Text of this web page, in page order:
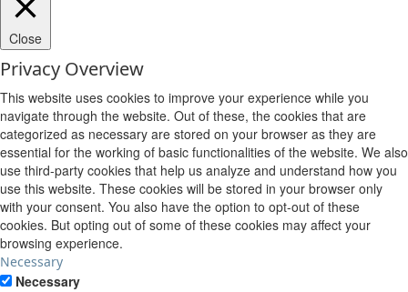
Close
Privacy Overview
This website uses cookies to improve your experience while you
navigate through the website. Out of these, the cookies that are
categorized as necessary are stored on your browser as they are
essential for the working of basic functionalities of the website. We also
use third-party cookies that help us analyze and understand how you
use this website. These cookies will be stored in your browser only
with your consent. You also have the option to opt-out of these
cookies. But opting out of some of these cookies may affect your
browsing experience.
Necessary
Necessary